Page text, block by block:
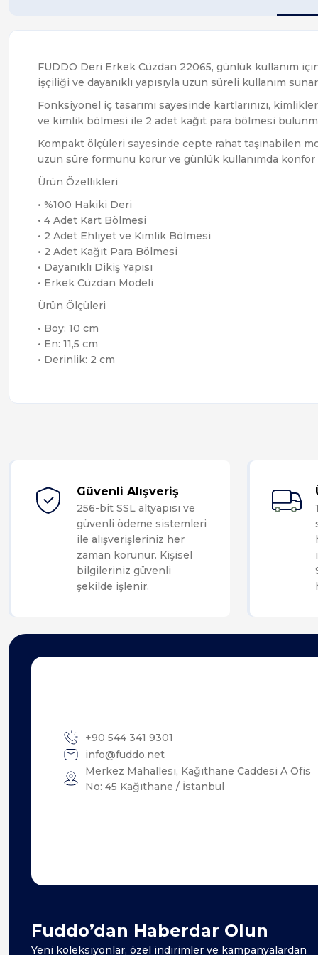
FUDDO Deri Erkek Cüzdan 22065, günlük kullanım
işçiliği ve dayanıklı yapısıyla uzun süreli kullanım
Fonksiyonel iç tasarımı sayesinde kartlarınızı,
ve kimlik bölmesi ile 2 adet kağıt para bölmesi
Kompakt ölçüleri sayesinde cepte rahat taşınabilen
uzun süre formunu korur ve günlük kullanımda
Ürün Özellikleri
• %100 Hakiki Deri
• 4 Adet Kart Bölmesi
• 2 Adet Ehliyet ve Kimlik Bölmesi
• 2 Adet Kağıt Para Bölmesi
• Dayanıklı Dikiş Yapısı
• Erkek Cüzdan Modeli
Ürün Ölçüleri
• Boy: 10 cm
• En: 11,5 cm
• Derinlik: 2 cm
Güvenli Alışveriş
256-bit SSL altyapısı ve
güvenli ödeme sistemleri
ile alışverişleriniz her
zaman korunur. Kişisel
bilgileriniz güvenli
şekilde işlenir.
+90 544 341 9301
info@fuddo.net
Merkez Mahallesi, Kağıthane Caddesi A Ofis
No: 45 Kağıthane / İstanbul
Fuddo’dan Haberdar Olun
Yeni koleksiyonlar, özel indirimler ve kampanyalardan